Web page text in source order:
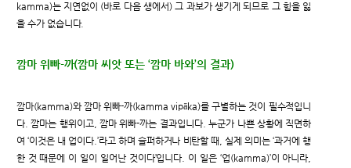
kamma)는 지연없이 (바로 다음 생에서) 그 과보가 생기게 되므로 그 힘을 잃
을 수가 없습니다.
깜마 위빠-까(깜마 씨앗 또는 ‘깜마 바와’의 결과)
깜마(kamma)와 깜마 위빠-까(kamma vipāka)를 구별하는 것이 필수적입니
다. 깜마는 행위이고, 깜마 위빠-까는 결과입니다. 누군가 나쁜 상황에 직면하
여 ‘이것은 내 업이다.’라고 하며 슬퍼하거나 비탄할 때, 실제 의미는 ‘과거에 행
한 것 때문에 이 일이 일어난 것이다’입니다. 이 일은 ‘업(kamma)’이 아니라,